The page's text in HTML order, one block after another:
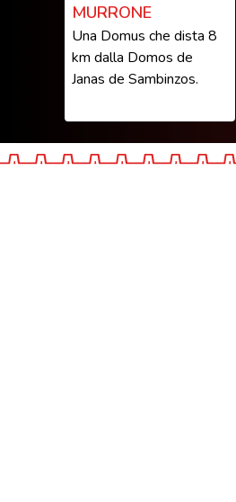
MURRONE
Una Domus che dista 8
km dalla Domos de
Janas de Sambinzos.